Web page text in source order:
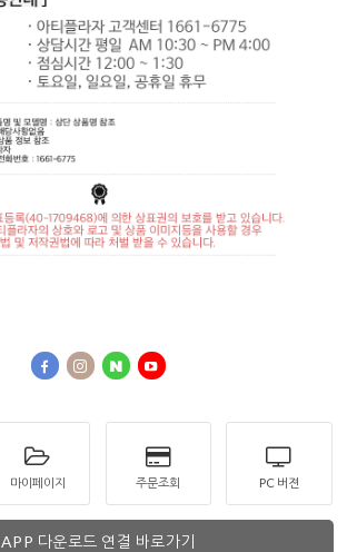
마이페이지 주문조회 PC 버젼
APP 다운로드 연결 바로가기